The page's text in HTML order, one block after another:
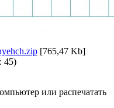
[765,47 Kb]
45)
или распечатать